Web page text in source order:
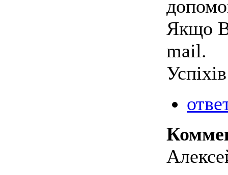
Якщо
mail.